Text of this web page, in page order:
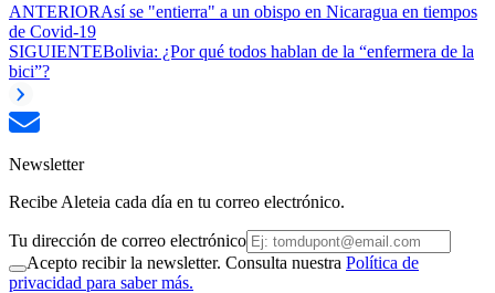
ANTERIORAsí se "entierra" a un obispo en Nicaragua en tiempos
de Covid-19
SIGUIENTEBolivia: ¿Por qué todos hablan de la “enfermera de la
bici”?
Newsletter
Recibe Aleteia cada día en tu correo electrónico.
Tu dirección de correo electrónico
Acepto recibir la newsletter. Consulta nuestra Política de
privacidad para saber más.